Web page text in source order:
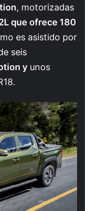
, motorizadas
que ofrece 180
es asistido por
seis
y unos